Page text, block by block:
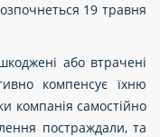
19 травня
або втрачені
компенсує їхню
компанія самостійно
постраждали, та